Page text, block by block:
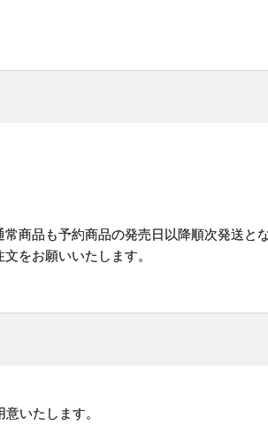
商品も予約商品の発売日以降順次発送とな
をお願いいたします。
いたします。